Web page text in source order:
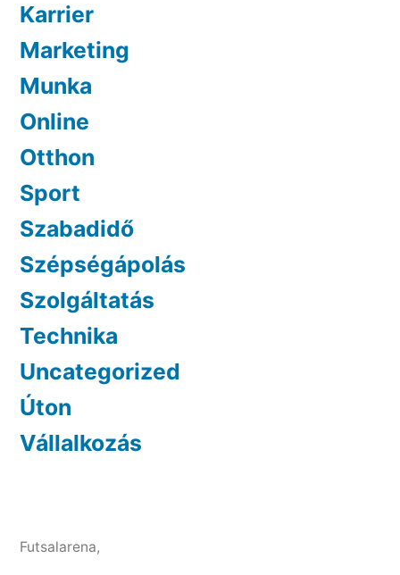
Karrier
Marketing
Munka
Online
Otthon
Sport
Szabadidő
Szépségápolás
Szolgáltatás
Technika
Uncategorized
Úton
Vállalkozás
Futsalarena,